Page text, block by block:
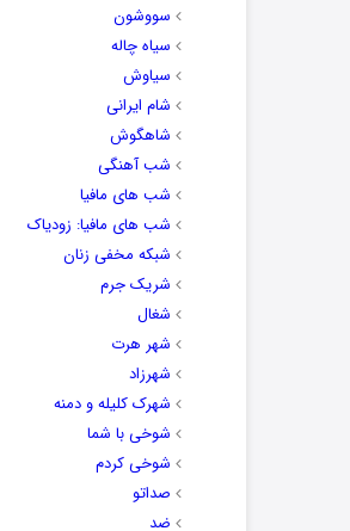
سووشون
سیاه چاله
سیاوش
شام ایرانی
شاهگوش
شب آهنگی
شب های مافیا
شب های مافیا: زودیاک
شبکه مخفی زنان
شریک جرم
شغال
شهر هرت
شهرزاد
شهرک کلیله و دمنه
شوخی با شما
شوخی کردم
صداتو
ضد